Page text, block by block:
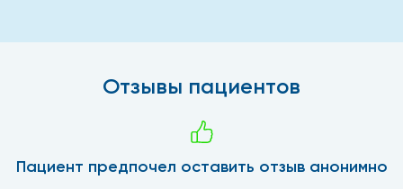
Отзывы пациентов
Пациент предпочел оставить отзыв анонимно